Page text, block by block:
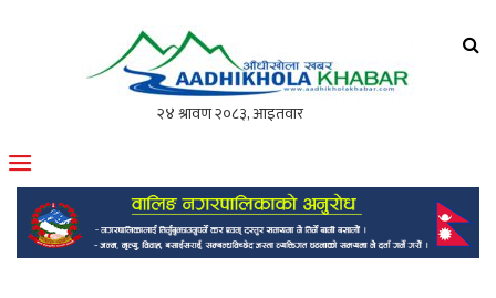
मोफसलकै लोकप्रिय अनलाइन पत्रिका